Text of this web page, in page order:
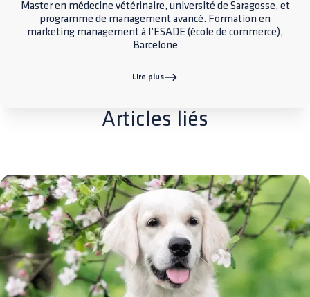
Master en médecine vétérinaire, université de Saragosse, et
programme de management avancé. Formation en
marketing management à l’ESADE (école de commerce),
Barcelone
Lire plus
Articles liés